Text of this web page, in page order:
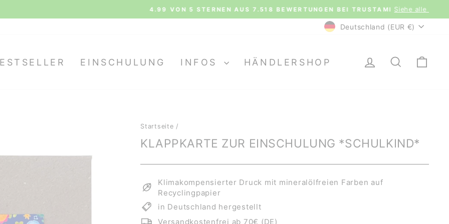
Pause
AUS 7.518 BEWERTUNGEN BEI TRUSTAMI Siehe alle Bewertungen.
WÄHRUNG
Deutschland (EUR €)
EINSCHULUNG INFOS HÄNDLERSHOP EINLOGGEN
SUCHE
Startseite /
KLAPPKARTE ZUR EINSCHULUNG *SCHULKIND*
Klimakompensierter Druck mit mineralölfreien Farben auf
Recyclingpapier
in Deutschland hergestellt
Versandkostenfrei ab 70€ (DE)